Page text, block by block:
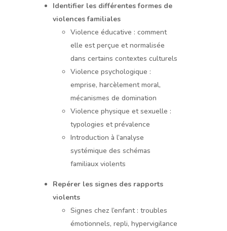
Identifier les différentes formes de
violences familiales
Violence éducative : comment
elle est perçue et normalisée
dans certains contextes culturels
Violence psychologique :
emprise, harcèlement moral,
mécanismes de domination
Violence physique et sexuelle :
typologies et prévalence
Introduction à l’analyse
systémique des schémas
familiaux violents
Repérer les signes des rapports
violents
Signes chez l’enfant : troubles
émotionnels, repli, hypervigilance